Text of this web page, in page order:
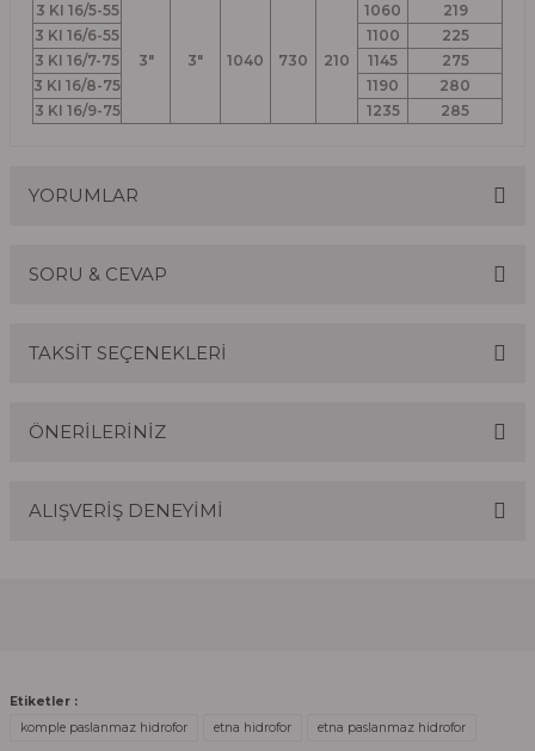
3 KI 16/5-55
3" 3" 1040 730 210
1060
219
3 KI 16/6-55
1100
225
3 KI 16/7-75
1145
275
3 KI 16/8-75
1190
280
3 KI 16/9-75
1235 285
YORUMLAR
SORU & CEVAP
TAKSİT SEÇENEKLERİ
ÖNERİLERİNİZ
Bu ürünün fiyat bilgisi, resim, ürün açıklamalarında ve
ALIŞVERİŞ DENEYİMİ
Etiketler :
komple paslanmaz hidrofor
etna hidrofor etna paslanmaz hidrofor